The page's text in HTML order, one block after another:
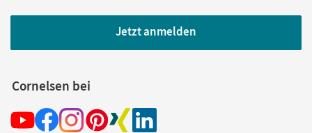
Jetzt anmelden
Cornelsen bei